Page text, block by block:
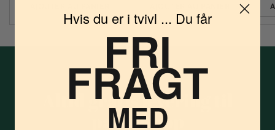
Quantité
Altid gratis levering til
pakkeshop
Hvis du er i tvivl ... Du får
FRI
FRAGT
MED